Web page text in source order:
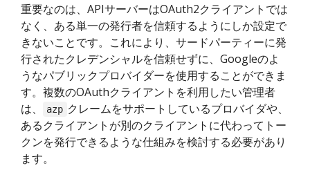
重要なのは、APIサーバーはOAuth2クライアントでは
なく、ある単一の発行者を信頼するようにしか設定で
きないことです。これにより、サードパーティーに発
行されたクレデンシャルを信頼せずに、Googleのよ
うなパブリックプロバイダーを使用することができま
す。複数のOAuthクライアントを利用したい管理者
は、
azp クレームをサポートしているプロバイダや、
あるクライアントが別のクライアントに代わってトー
クンを発行できるような仕組みを検討する必要があり
ます。